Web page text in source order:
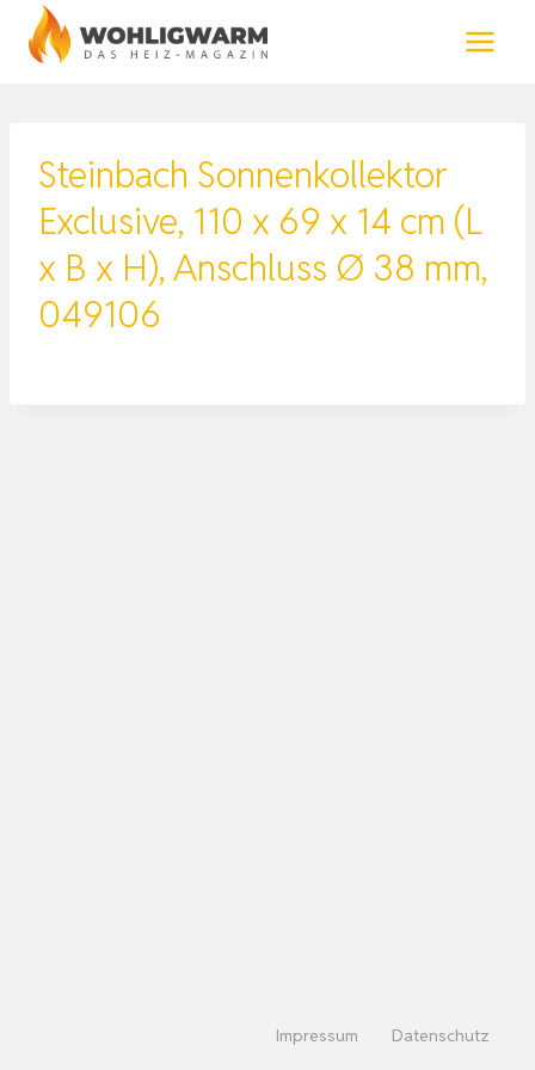
Zum
Inhalt
Steinbach Sonnenkollektor
Exclusive, 110 x 69 x 14 cm (L
x B x H), Anschluss Ø 38 mm,
049106
Impressum Datenschutz